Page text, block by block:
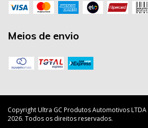
Meios de envio
Copyright Ultra GC Produtos Automotivos
2026. Todos os direitos reservados.